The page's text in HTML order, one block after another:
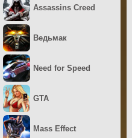
Assassins Creed
Ведьмак
Need for Speed
GTA
Mass Effect